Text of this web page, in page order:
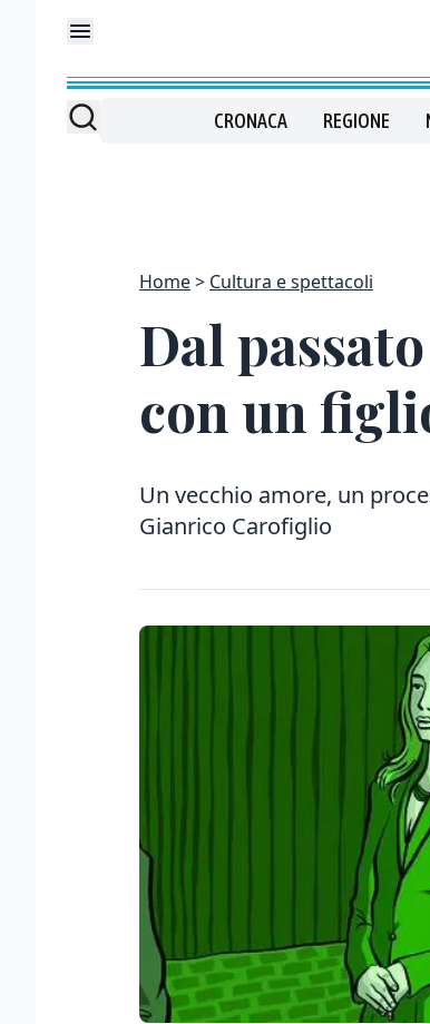
CRONACA REGIONE
Home Cultura e spettacoli
Dal
con un
Un vecchio amore, un
Gianrico Carofiglio